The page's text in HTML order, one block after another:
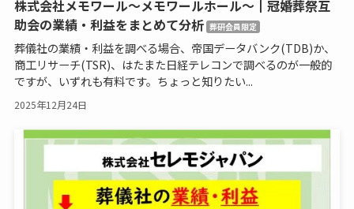
株式会社メモワール～メモワールホール～┃冠婚葬祭互
助会の業績・利益をまとめて分析 葬研会員限定
葬儀社の業績・利益を調べる場合、帝国データバンク(TDB)か、
商工リサーチ(TSR)、はたまた日経テレコンで調べるのが一般的
ですが、いずれも有料です。ちょっと知りたい...
2025年12月24日